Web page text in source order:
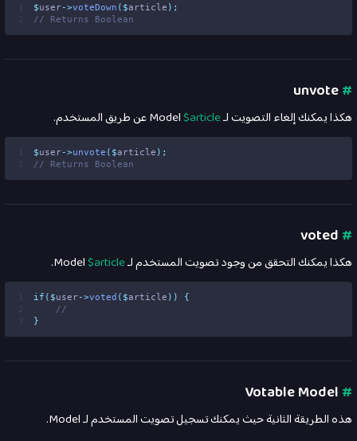
1 $user->voteDown ($article );
2
// Returns Boolean
#
هكذا يمكنك إلغاء التصويت لـ$article
1 $user->unvote ($article );
2
// Returns Boolean
#
هكذا يمكنك التحقق من وجود تصويت المستخدم لـ$article
1 if ($user->voted ($article ))
{
2
//
3
}
#
هذه الطريقة الثانية حيث يمكنك تسجيل تصويت المستخدم لـ Model.